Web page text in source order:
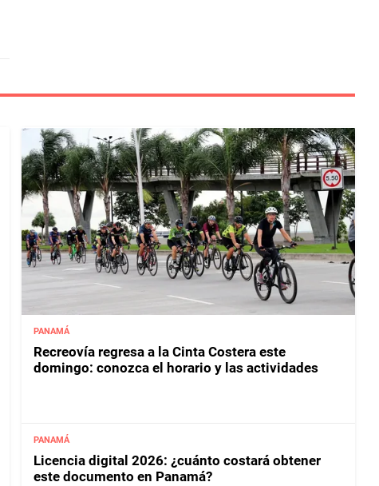
PANAMÁ
Recreovía regresa a la Cinta Costera este
domingo: conozca el horario y las actividades
PANAMÁ
Licencia digital 2026: ¿cuánto costará obtener
este documento en Panamá?